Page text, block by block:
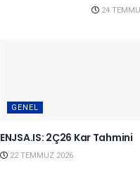
24
GENEL
ENJSA.IS: 2Ç26 Kar Tahmini
22 TEMMUZ 2026